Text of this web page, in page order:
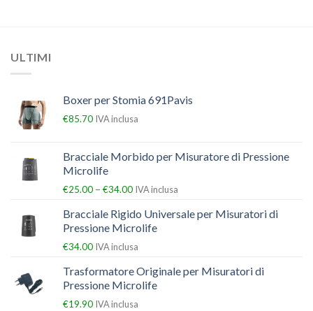
ULTIMI
Boxer per Stomia 691Pavis
€85.70 IVA inclusa
Bracciale Morbido per Misuratore di Pressione
Microlife
€25.00 – €34.00 IVA inclusa
Bracciale Rigido Universale per Misuratori di
Pressione Microlife
€34.00 IVA inclusa
Trasformatore Originale per Misuratori di
Pressione Microlife
€19.90 IVA inclusa